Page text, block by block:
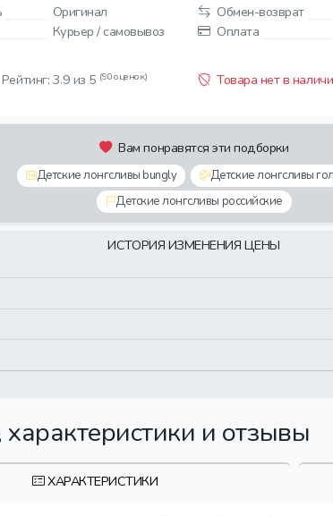
Оригинал Обмен-возврат
Курьер / самовывоз Оплата
Рейтинг: 3.9 из 5 (90 оценок) Товара нет в
Вам понравятся эти подборки
Детские лонгсливы bungly
Детские лонгсливы
Детские лонгсливы российские
ИСТОРИЯ ИЗМЕНЕНИЯ ЦЕНЫ
и отзывы
ХАРАКТЕРИСТИКИ